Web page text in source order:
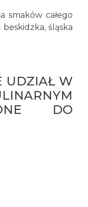
smaków całego
śląska
UDZIAŁ W
DO